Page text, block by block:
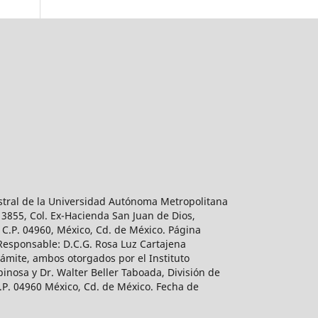
de la Universidad Autónoma Metropolitana
Col. Ex-Hacienda San Juan de Dios,
04960, México, Cd. de México. Página
D.C.G. Rosa Luz Cartajena
ambos otorgados por el Instituto
y Dr. Walter Beller Taboada, División de
04960 México, Cd. de México. Fecha de